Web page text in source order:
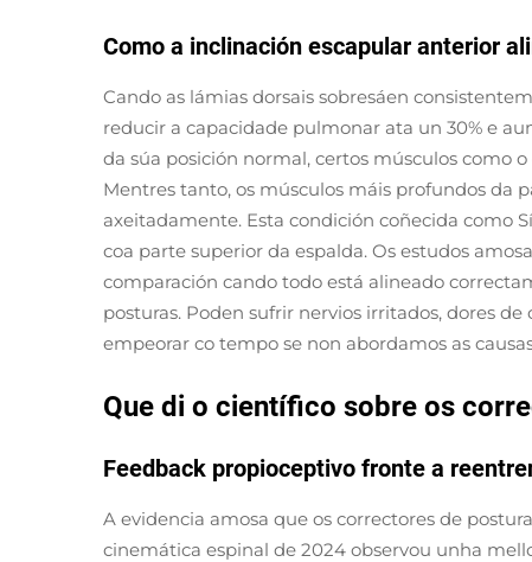
Como a inclinación escapular anterior
Cando as lámias dorsais sobresáen
reducir a capacidade pulmonar ata un 30% e
da súa posición normal, certos músculos como
Mentres tanto, os músculos máis profundos da
axeitadamente. Esta condición coñecida como
coa parte superior da espalda. Os estudos
comparación cando todo está alineado
posturas. Poden sufrir nervios irritados, dores
empeorar co tempo se non abordamos as
Que di o científico sobre os
Feedback propioceptivo fronte a
A evidencia amosa que os correctores de
cinemática espinal de 2024 observou unha